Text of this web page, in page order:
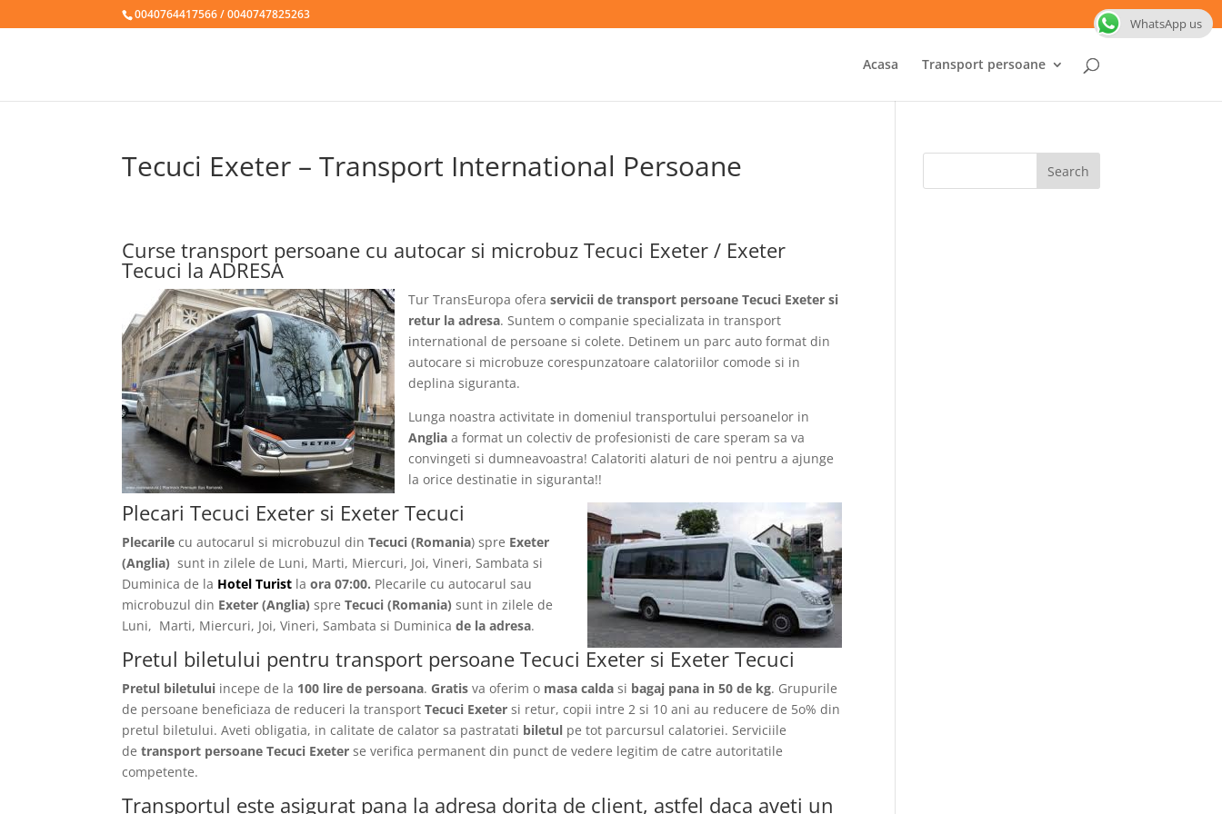
0040764417566 / 0040747825263
Acasa Transport persoane
Tecuci Exeter – Transport International Persoane
Curse transport persoane cu autocar si microbuz Tecuci Exeter / Exeter
Tecuci la ADRESA
Tur TransEuropa oferaservicii de transport persoane Tecuci Exeter si
retur la adresa. Suntem o companie specializata in transport
international de persoane si colete. Detinem un parc auto format din
autocare si microbuze corespunzatoare calatoriilor comode si in
deplina siguranta.
Lunga noastra activitate in domeniul transportului persoanelor in
Anglia a format un colectiv de profesionisti de care speram sa va
convingeti si dumneavoastra! Calatoriti alaturi de noi pentru a ajunge
la orice destinatie in siguranta!!
Plecari Tecuci Exeter si Exeter Tecuci
Plecarile cu autocarul si microbuzul din Tecuci (Romania) spre Exeter
(Anglia) sunt in zilele de Luni, Marti, Miercuri, Joi, Vineri, Sambata si
Duminica de la Hotel Turist laora 07:00. Plecarile cu autocarul sau
microbuzul din Exeter (Anglia)spreTecuci(Romania) sunt in zilele de
Luni, Marti, Miercuri, Joi, Vineri, Sambata si Duminicade la adresa.
Pretul biletului pentru transport persoane Tecuci Exeter si Exeter Tecuci
Pretul biletului incepe de la 100 lire de persoana. Gratis va oferim o masa calda si bagaj pana in 50 de kg. Grupurile
de persoane beneficiaza de reduceri la transportTecuci Exeter si retur, copii intre 2 si 10 ani au reducere de 5o% din
pretul biletului. Aveti obligatia, in calitate de calator sa pastratati biletul pe tot parcursul calatoriei. Serviciile
detransport persoane Tecuci Exeterse verifica permanent din punct de vedere legitim de catre autoritatile
competente.
Transportul este asigurat pana la adresa dorita de client, astfel daca aveti un
WhatsApp us